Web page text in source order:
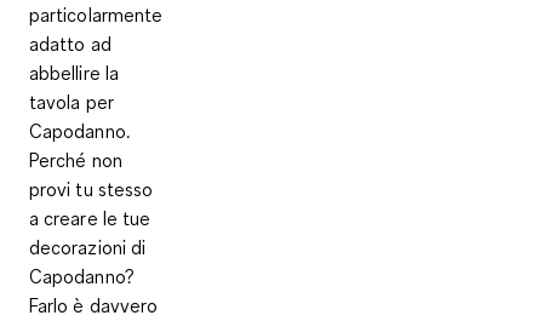
particolarmente
adatto ad
abbellire la
tavola per
Capodanno.
Perché non
provi tu stesso
a creare le tue
decorazioni di
Capodanno?
Farlo è davvero